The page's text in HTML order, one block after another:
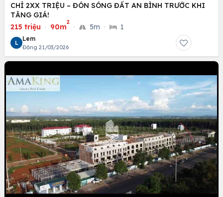
CHỈ 2XX TRIỆU – ĐÓN SÓNG ĐẤT AN BÌNH TRƯỚC KHI
TĂNG GIÁ!
215 triệu · 90m
2
· 5m · 1
L
Lem
Đăng 21/03/2026